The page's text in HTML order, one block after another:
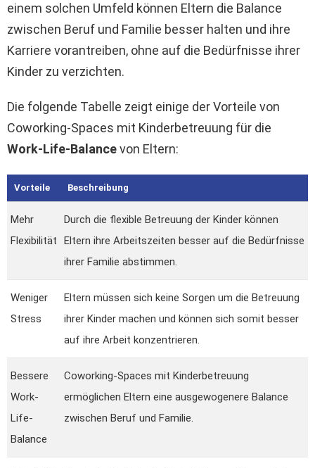
einem solchen Umfeld können Eltern die Balance
zwischen Beruf und Familie besser halten und ihre
Karriere vorantreiben, ohne auf die Bedürfnisse ihrer
Kinder zu verzichten.
Die folgende Tabelle zeigt einige der Vorteile von
Coworking-Spaces mit Kinderbetreuung für die
Work-Life-Balancevon Eltern:
Vorteile Beschreibung
Mehr
Flexibilität
Durch die flexible Betreuung der Kinder können
Eltern ihre Arbeitszeiten besser auf die Bedürfnisse
ihrer Familie abstimmen.
Weniger
Stress
Eltern müssen sich keine Sorgen um die Betreuung
ihrer Kinder machen und können sich somit besser
auf ihre Arbeit konzentrieren.
Bessere
Work-
Life-
Balance
Coworking-Spaces mit Kinderbetreuung
ermöglichen Eltern eine ausgewogenere Balance
zwischen Beruf und Familie.